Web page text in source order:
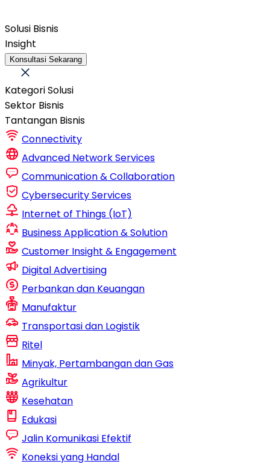
Solusi Bisnis
Insight
Konsultasi Sekarang
Kategori Solusi
Sektor Bisnis
Tantangan Bisnis
Connectivity
Advanced Network Services
Communication & Collaboration
Cybersecurity Services
Internet of Things (IoT)
Business Application & Solution
Customer Insight & Engagement
Digital Advertising
Perbankan dan Keuangan
Manufaktur
Transportasi dan Logistik
Ritel
Minyak, Pertambangan dan Gas
Agrikultur
Kesehatan
Edukasi
Jalin Komunikasi Efektif
Koneksi yang Handal